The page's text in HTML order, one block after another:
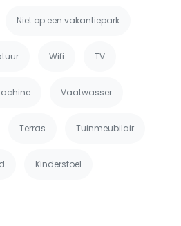
Niet op een vakantiepark
Wifi TV
Vaatwasser
Terras Tuinmeubilair
Kinderstoel